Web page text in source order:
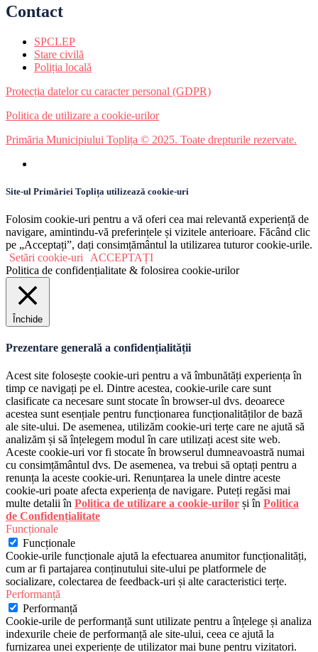
Contact
SPCLEP
Stare civilă
Poliția locală
Protecția datelor cu caracter personal (GDPR)
Politica de utilizare a cookie-urilor
Primăria Municipiului Toplița © 2025. Toate drepturile rezervate.
Site-ul Primăriei Toplița utilizează cookie-uri
Folosim cookie-uri pentru a vă oferi cea mai relevantă experiență de
navigare, amintindu-vă preferințele și vizitele anterioare. Făcând clic
pe „Acceptați”, dați consimțământul la utilizarea tuturor cookie-urile.
Setări cookie-uri
ACCEPTAȚI
Politica de confidențialitate & folosirea cookie-urilor
Închide
Prezentare generală a confidențialității
Acest site folosește cookie-uri pentru a vă îmbunătăți experiența în
timp ce navigați pe el. Dintre acestea, cookie-urile care sunt
clasificate ca necesare sunt stocate în browser-ul dvs. deoarece
acestea sunt esențiale pentru funcționarea funcționalităților de bază
ale site-ului. De asemenea, utilizăm cookie-uri terțe care ne ajută să
analizăm și să înțelegem modul în care utilizați acest site web.
Aceste cookie-uri vor fi stocate în browserul dumneavoastră numai
cu consimțământul dvs. De asemenea, va trebui să optați pentru a
renunța la aceste cookie-uri. Renunțarea la unele dintre aceste
cookie-uri poate afecta experiența de navigare. Puteți regăsi mai
multe detalii în Politica de utilizare a cookie-urilor și în Politica
de Confidențialitate
Funcționale
Funcționale
Cookie-urile funcționale ajută la efectuarea anumitor funcționalități,
cum ar fi partajarea conținutului site-ului pe platformele de
socializare, colectarea de feedback-uri și alte caracteristici terțe.
Performanță
Performanță
Cookie-urile de performanță sunt utilizate pentru a înțelege și analiza
indexurile cheie de performanță ale site-ului, ceea ce ajută la
furnizarea unei experiențe de utilizator mai bune pentru vizitatori.